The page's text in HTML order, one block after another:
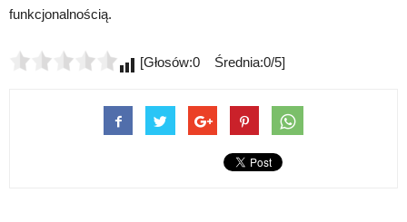
funkcjonalnością.
[Głosów:0 Średnia:0/5]